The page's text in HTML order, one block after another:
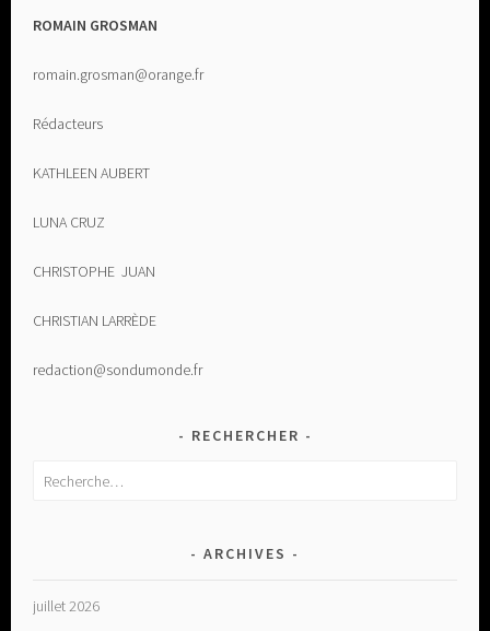
ROMAIN GROSMAN
romain.grosman@orange.fr
Rédacteurs
KATHLEEN AUBERT
LUNA CRUZ
CHRISTOPHE JUAN
CHRISTIAN LARRÈDE
redaction@sondumonde.fr
RECHERCHER
Rechercher :
ARCHIVES
juillet 2026